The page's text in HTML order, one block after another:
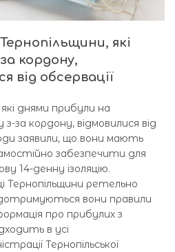
які
кордону,
від обсервації
днями прибули на
з-за кордону, відмовилися від
заявили, що вони мають
забезпечити для
14-денну ізоляцію.
Тернопільщини ретельно
вони правили
про прибулих з
в усі
Тернопільської